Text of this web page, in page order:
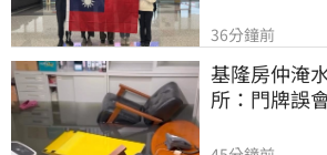
36分鐘前
基隆房仲淹
所：門牌誤